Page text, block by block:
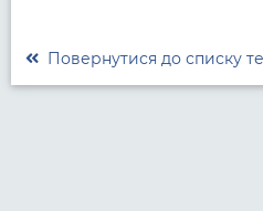
Повернутися до списку